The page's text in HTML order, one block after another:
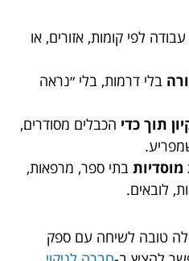
עבודה לפי קומות, אזורים, או
בלי דרמות, בלי ״נראה
תוך כדי הכבלים מסודרים,
בתי ספר, מרפאות,
לובאים.
טובה לשיחה עם ספק